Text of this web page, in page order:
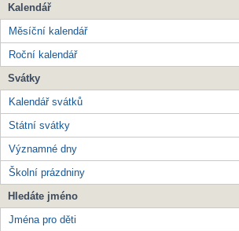
Kalendář
Měsíční kalendář
Roční kalendář
Svátky
Kalendář svátků
Státní svátky
Významné dny
Školní prázdniny
Hledáte jméno
Jména pro děti